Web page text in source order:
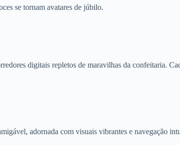
se tornam avatares de júbilo.
digitais repletos de maravilhas da confeitaria.
adornada com visuais vibrantes e navegação